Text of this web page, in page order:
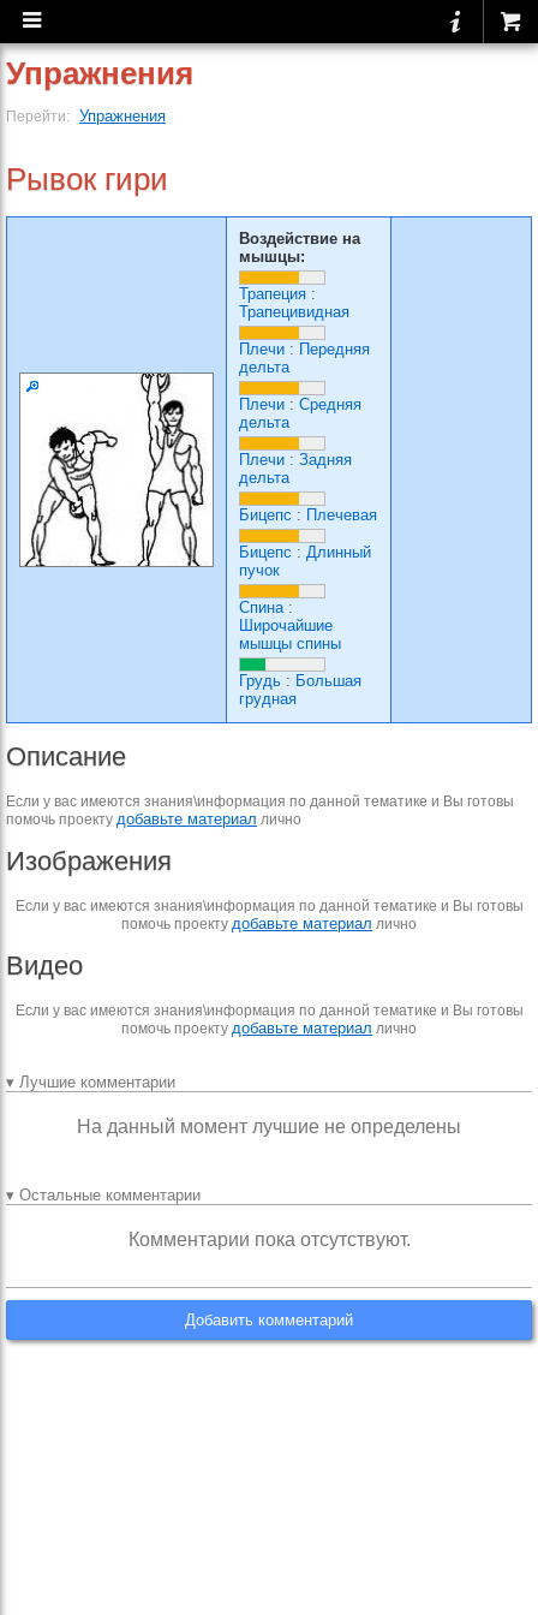
Упражнения
Перейти: Упражнения
Рывок гири
Воздействие на
мышцы:
Трапеция :
Трапецивидная
Плечи : Передняя
дельта
Плечи : Средняя
дельта
Плечи : Задняя
дельта
Бицепс : Плечевая
Бицепс : Длинный
пучок
Спина:
Широчайшие
мышцы спины
Грудь : Большая
грудная
Описание
Если у вас имеются знания\информация по данной тематике и Вы готовы
помочь проекту добавьте материал лично
Изображения
Если у вас имеются знания\информация по данной тематике и Вы готовы
помочь проекту добавьте материал лично
Видео
Если у вас имеются знания\информация по данной тематике и Вы готовы
помочь проекту добавьте материал лично
▾ Лучшие комментарии
На данный момент лучшие не определены
▾ Остальные комментарии
Комментарии пока отсутствуют.
Добавить комментарий